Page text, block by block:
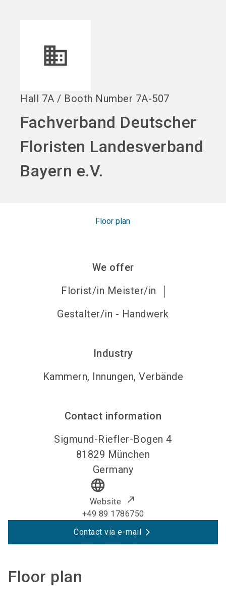
Hall 7A / Booth Number 7A-507
Fachverband Deutscher
Floristen Landesverband
Bayern e.V.
Floor plan
We offer
Florist/in Meister/in
Gestalter/in - Handwerk
Industry
Kammern, Innungen, Verbände
Contact information
Sigmund-Riefler-Bogen 4
81829 München
Germany
language
Website
+49 89 1786750
Contact via e-mail
Floor plan